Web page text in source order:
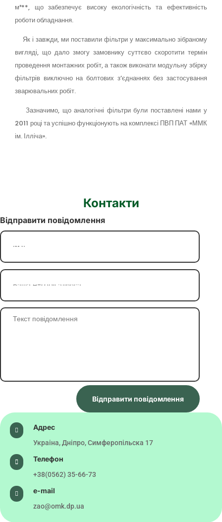
м³**, що забезпечує високу екологічність та ефективність
роботи обладнання.
Як і завжди, ми поставили фільтри у максимально зібраному
вигляді, що дало змогу замовнику суттєво скоротити термін
проведення монтажних робіт, а також виконати модульну збірку
фільтрів виключно на болтових з’єднаннях без застосування
зварювальних робіт.
Зазначимо, що аналогічні фільтри були поставлені нами у
2011 році та успішно функціонують на комплексі ПВП ПАТ «ММК
ім. Ілліча».
Контакти
Відправити повідомлення
Відправити повідомлення
 Адрес
Украіна, Дніпро, Симферопільска 17
 Телефон
+38(0562) 35-66-73
 e-mail
zao@omk.dp.ua